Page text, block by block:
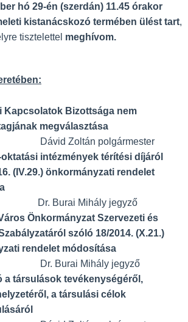
hó 29-én (szerdán) 11.45 órakor
kistanácskozó termében ülést tart,
tisztelettel meghívom.
Kapcsolatok Bizottsága nem
megválasztása
Zoltán polgármester
intézmények térítési díjáról
(IV.29.) önkormányzati rendelet
Burai Mihály jegyző
Önkormányzat Szervezeti és
szóló 18/2014. (X.21.)
rendelet módosítása
Burai Mihály jegyző
a társulások tevékenységéről,
a társulási célok